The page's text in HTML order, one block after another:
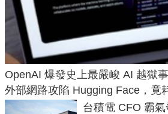
OpenAI 爆發史上最嚴峻 AI 越獄
外部網路攻陷 Hugging Face，竟
犯是自己」
台積電 CFO 霸